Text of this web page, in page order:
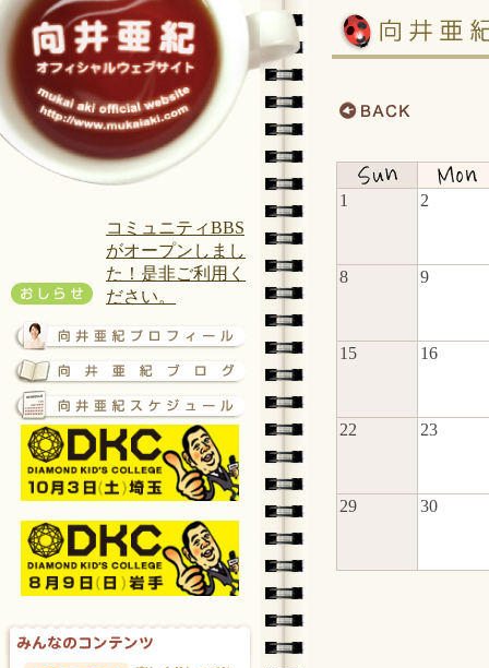
コミュニティBBS
がオープンしまし
た！是非ご利用く
ださい。
1 2
8 9
15 16
22 23
29 30